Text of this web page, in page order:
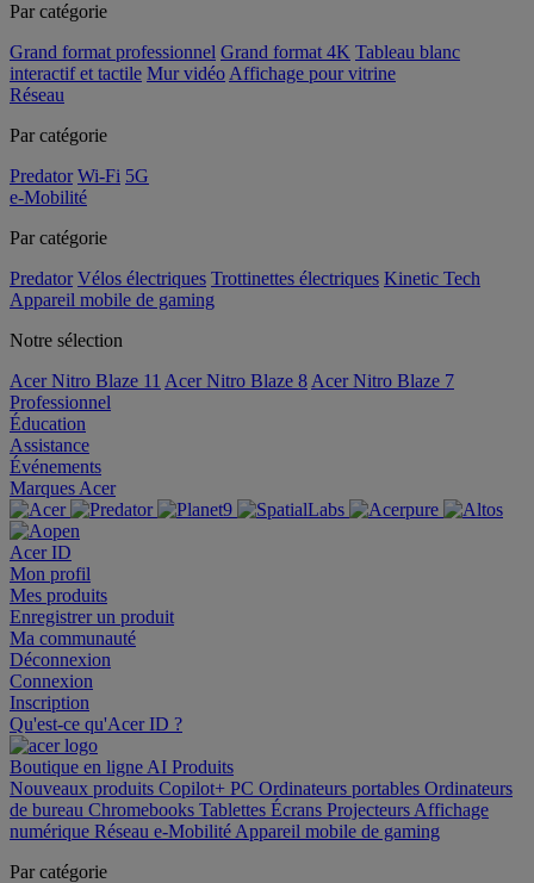
Par catégorie
Grand format professionnel Grand format 4K Tableau blanc
interactif et tactile Mur vidéo Affichage pour vitrine
Réseau
Par catégorie
Predator Wi-Fi 5G
e-Mobilité
Par catégorie
Predator Vélos électriques Trottinettes électriques Kinetic Tech
Appareil mobile de gaming
Notre sélection
Acer Nitro Blaze 11 Acer Nitro Blaze 8 Acer Nitro Blaze 7
Professionnel
Éducation
Assistance
Événements
Marques Acer
Acer ID
Mon profil
Mes produits
Enregistrer un produit
Ma communauté
Déconnexion
Connexion
Inscription
Qu'est-ce qu'Acer ID ?
Boutique en ligne AI Produits
Nouveaux produits Copilot+ PC Ordinateurs portables Ordinateurs
de bureau Chromebooks Tablettes Écrans Projecteurs Affichage
numérique Réseau e-Mobilité Appareil mobile de gaming
Par catégorie